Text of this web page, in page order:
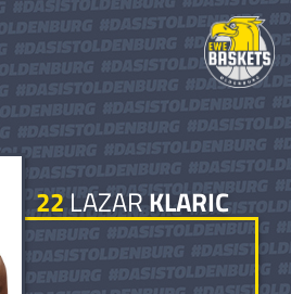
22LAZARKLARIC